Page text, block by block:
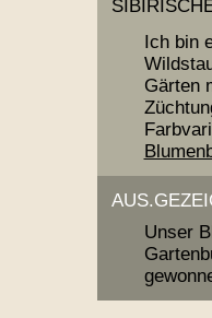
Ich bin
Gärten
Unser